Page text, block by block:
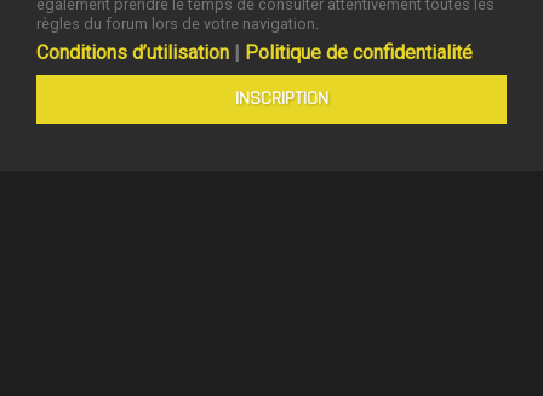
également prendre le temps de consulter attentivement toutes les
règles du forum lors de votre navigation.
Conditions d’utilisation | Politique de confidentialité
INSCRIPTION